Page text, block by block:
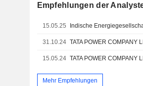
Empfehlungen der
15.05.25
31.10.24
15.05.24
Mehr Empfehlungen